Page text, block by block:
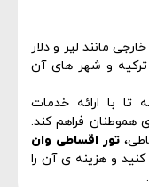
مانند لیر و دلار
و شهر های آن
تا با ارائه خدمات
هموطنان فراهم کند.
تور اقساطی وان
و هزینه ی آن را